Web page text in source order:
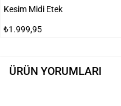
Kesim Midi Etek
₺1.999,95
ÜRÜN YORUMLARI